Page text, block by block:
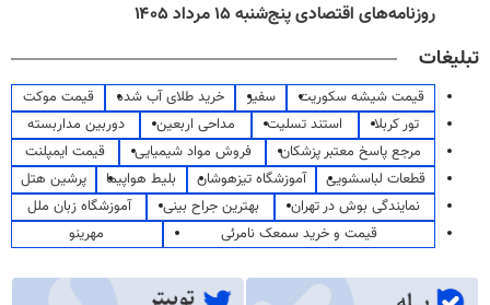
روزنامه‌های اقتصادی پنج‌شنبه ۱۵ مرداد ۱۴۰۵
تبلیغات
قیمت شیشه سکوریت سفیر خرید طلای آب شده
قیمت موکت
تور کربلا
استند تسلیت مداحی اربعین
دوربین مداربسته
مرجع پاسخ معتبر پزشکان
فروش مواد شیمیایی
قیمت ایمپلنت
قطعات لباسشویی
آموزشگاه تیزهوشان بلیط هواپیما
پرشین هتل
نمایندگی بوش در تهران
بهترین جراح بینی
آموزشگاه زبان ملل
قیمت و خرید سمعک نامرئی
مهرینو